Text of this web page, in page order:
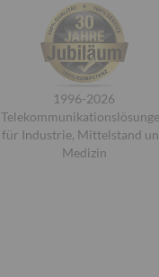
1996-2026
für Industrie, Mittelstand
Medizin